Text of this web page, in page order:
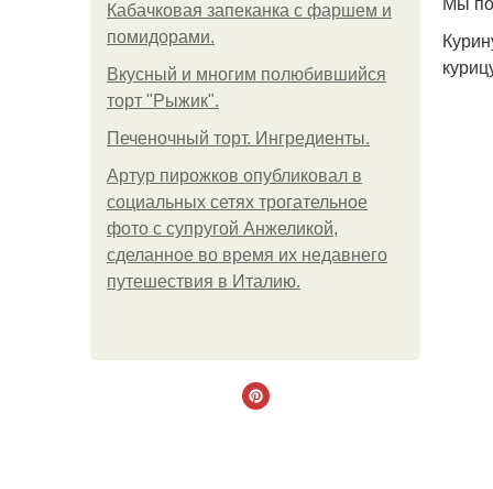
Кабачковая запеканка с фаршем и
помидорами.
Вкусный и многим полюбившийся
торт "Рыжик".
Печеночный торт. Ингредиенты.
Артур пирожков опубликовал в
социальных сетях трогательное
фото с супругой Анжеликой,
сделанное во время их недавнего
путешествия в Италию.